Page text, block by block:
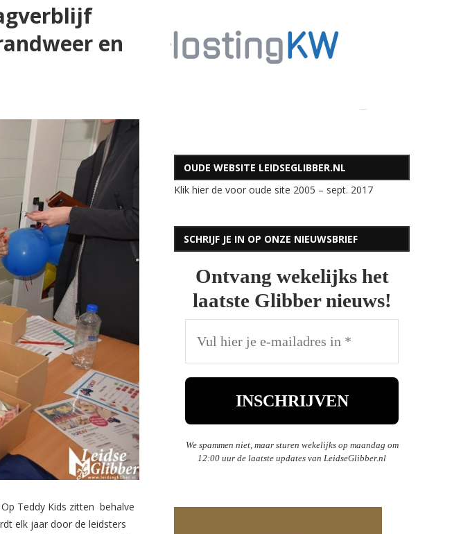
en
Teddy Kids zitten behalve
elk jaar door de leidsters
OUDE WEBSITE LEIDSEGLIBBER.NL
Klik hier de voor oude site 2005 – sept. 2017
SCHRIJF JE IN OP ONZE NIEUWSBRIEF
Ontvang wekelijks het
laatste Glibber nieuws!
We spammen niet, maar sturen wekelijks op maandag om
12:00 uur de laatste updates van LeidseGlibber.nl